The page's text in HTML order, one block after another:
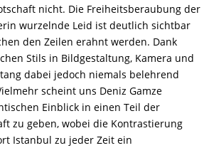
nicht. Die Freiheitsberaubung der
wurzelnde Leid ist deutlich sichtbar
den Zeilen erahnt werden. Dank
Stils in Bildgestaltung, Kamera und
dabei jedoch niemals belehrend
scheint uns Deniz Gamze
Einblick in einen Teil der
zu geben, wobei die Kontrastierung
Istanbul zu jeder Zeit ein